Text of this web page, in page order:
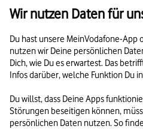
Wir nutzen Daten für
Du hast unsere MeinVodafone-App
nutzen wir Deine persönlichen
Dich, wie Du es erwartest. Das
Infos darüber, welche Funktion Du
Du willst, dass Deine Apps
Störungen beseitigen können,
persönlichen Daten nutzen. So